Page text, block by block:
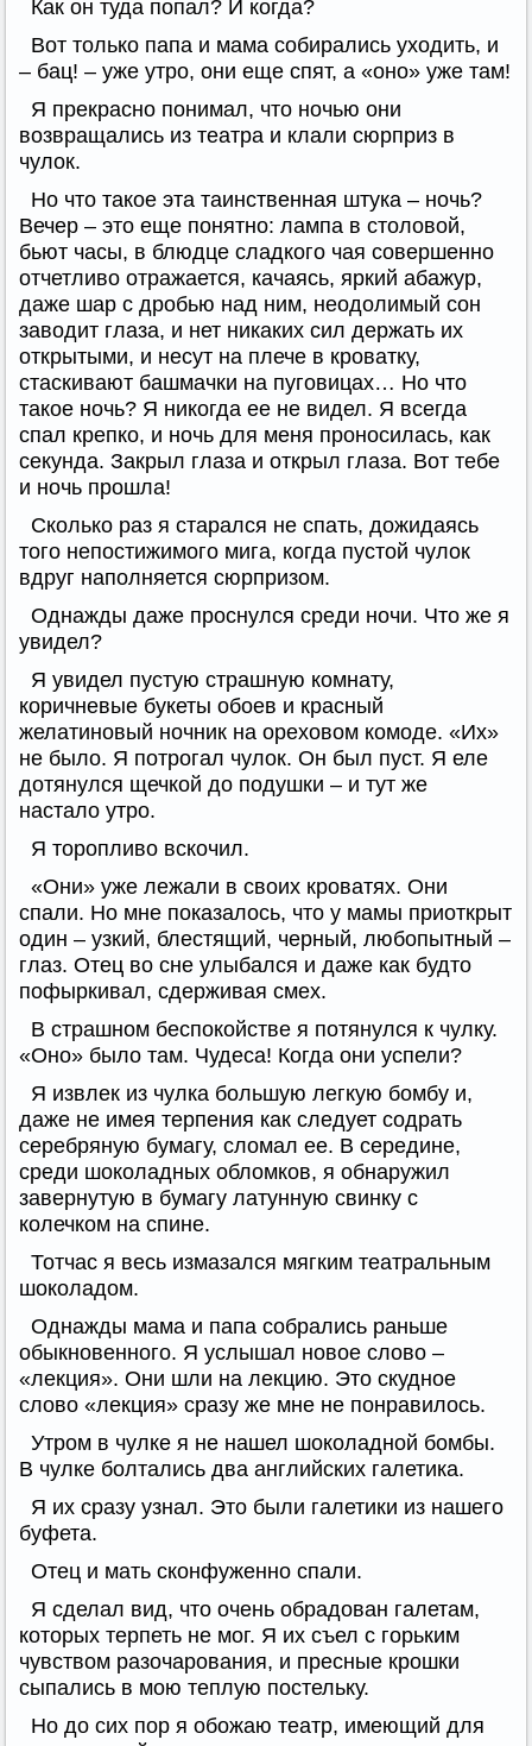
Как он туда попал? И когда?
Вот только папа и мама собирались уходить, и
– бац! – уже утро, они еще спят, а «оно» уже там!
Я прекрасно понимал, что ночью они
возвращались из театра и клали сюрприз в
чулок.
Но что такое эта таинственная штука – ночь?
Вечер – это еще понятно: лампа в столовой,
бьют часы, в блюдце сладкого чая совершенно
отчетливо отражается, качаясь, яркий абажур,
даже шар с дробью над ним, неодолимый сон
заводит глаза, и нет никаких сил держать их
открытыми, и несут на плече в кроватку,
стаскивают башмачки на пуговицах… Но что
такое ночь? Я никогда ее не видел. Я всегда
спал крепко, и ночь для меня проносилась, как
секунда. Закрыл глаза и открыл глаза. Вот тебе
и ночь прошла!
Сколько раз я старался не спать, дожидаясь
того непостижимого мига, когда пустой чулок
вдруг наполняется сюрпризом.
Однажды даже проснулся среди ночи. Что же я
увидел?
Я увидел пустую страшную комнату,
коричневые букеты обоев и красный
желатиновый ночник на ореховом комоде. «Их»
не было. Я потрогал чулок. Он был пуст. Я еле
дотянулся щечкой до подушки – и тут же
настало утро.
Я торопливо вскочил.
«Они» уже лежали в своих кроватях. Они
спали. Но мне показалось, что у мамы приоткрыт
один – узкий, блестящий, черный, любопытный –
глаз. Отец во сне улыбался и даже как будто
пофыркивал, сдерживая смех.
В страшном беспокойстве я потянулся к чулку.
«Оно» было там. Чудеса! Когда они успели?
Я извлек из чулка большую легкую бомбу и,
даже не имея терпения как следует содрать
серебряную бумагу, сломал ее. В середине,
среди шоколадных обломков, я обнаружил
завернутую в бумагу латунную свинку с
колечком на спине.
Тотчас я весь измазался мягким театральным
шоколадом.
Однажды мама и папа собрались раньше
обыкновенного. Я услышал новое слово –
«лекция». Они шли на лекцию. Это скудное
слово «лекция» сразу же мне не понравилось.
Утром в чулке я не нашел шоколадной бомбы.
В чулке болтались два английских галетика.
Я их сразу узнал. Это были галетики из нашего
буфета.
Отец и мать сконфуженно спали.
Я сделал вид, что очень обрадован галетам,
которых терпеть не мог. Я их съел с горьким
чувством разочарования, и пресные крошки
сыпались в мою теплую постельку.
Но до сих пор я обожаю театр, имеющий для